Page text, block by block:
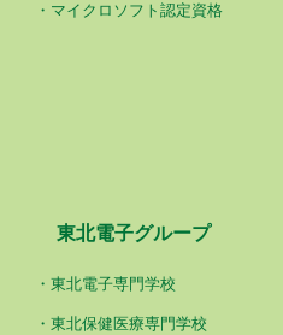
マイクロソフト認定資格
東北電子グループ
東北電子専門学校
東北保健医療専門学校